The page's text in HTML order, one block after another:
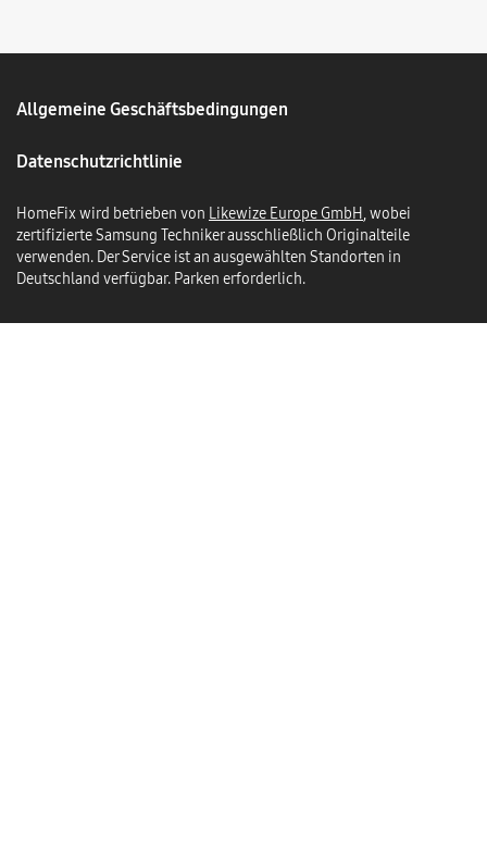
Allgemeine Geschäftsbedingungen
Datenschutzrichtlinie
HomeFix wird betrieben von Likewize Europe GmbH, wobei
zertifizierte Samsung Techniker ausschließlich Originalteile
verwenden. Der Service ist an ausgewählten Standorten in
Deutschland verfügbar. Parken erforderlich.